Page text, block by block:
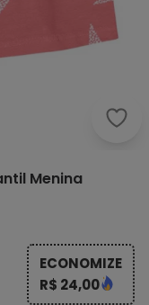
Menina
ECONOMIZE
R$ 24,00